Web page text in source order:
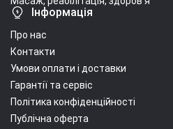
Інформація
Про нас
Контакти
Умови оплати і доставки
Гарантії та сервіс
Політика конфіденційності
Публічна оферта